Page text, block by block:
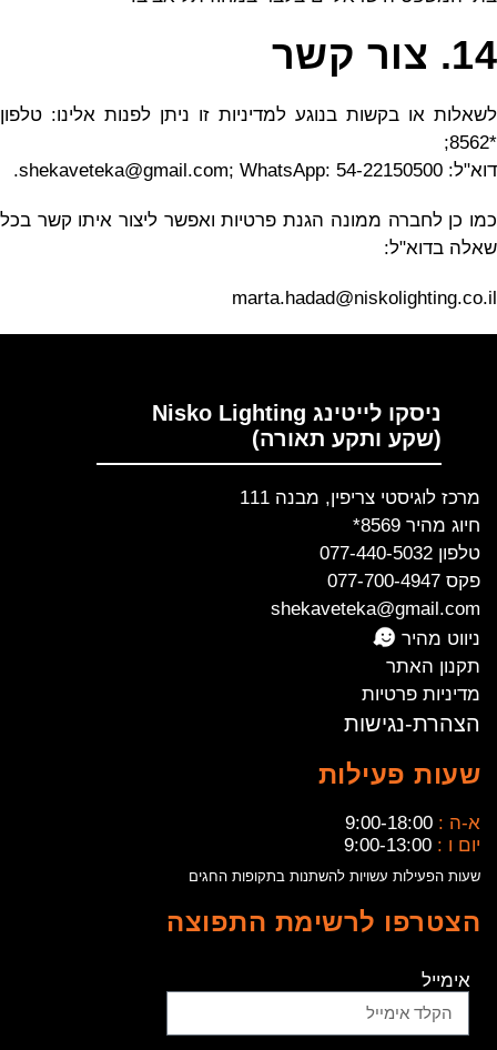
14. צור קשר
לשאלות או בקשות בנוגע למדיניות זו ניתן לפנות אלינו: טלפון
*8562;
דוא"ל: shekaveteka@gmail.com; WhatsApp: 54-22150500.
כמו כן לחברה ממונה הגנת פרטיות ואפשר ליצור איתו קשר בכל
שאלה בדוא"ל:
marta.hadad@niskolighting.co.il
ניסקו לייטינג Nisko Lighting
(שקע ותקע תאורה)
מרכז לוגיסטי צריפין, מבנה 111
חיוג מהיר 8569*
טלפון 077-440-5032
פקס 077-700-4947
shekaveteka@gmail.com
ניווט מהיר
תקנון האתר
מדיניות פרטיות
הצהרת-נגישות
שעות פעילות
א-ה : 9:00-18:00
יום ו : 9:00-13:00
שעות הפעילות עשויות להשתנות בתקופות החגים
הצטרפו לרשימת התפוצה
אימייל